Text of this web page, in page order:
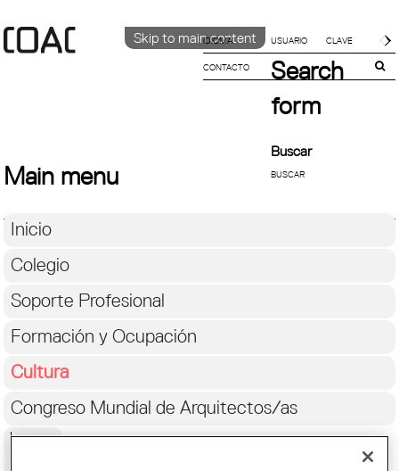
Skip to main content
IDIOMA
CATALÀ
CONTACTO
Search
form
Buscar
Main menu
Inicio
Colegio
Soporte Profesional
Formación y Ocupación
Cultura
Congreso Mundial de Arquitectos/as
Ciudadanía